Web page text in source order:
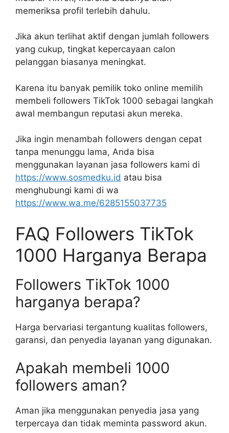
memeriksa profil terlebih dahulu.
Jika akun terlihat aktif dengan jumlah followers
yang cukup, tingkat kepercayaan calon
pelanggan biasanya meningkat.
Karena itu banyak pemilik toko online memilih
membeli followers TikTok 1000 sebagai langkah
awal membangun reputasi akun mereka.
Jika ingin menambah followers dengan cepat
tanpa menunggu lama, Anda bisa
menggunakan layanan jasa followers kami di
https://www.sosmedku.id atau bisa
menghubungi kami di wa
https://www.wa.me/6285155037735
FAQ Followers TikTok
1000 Harganya Berapa
Followers TikTok 1000
harganya berapa?
Harga bervariasi tergantung kualitas followers,
garansi, dan penyedia layanan yang digunakan.
Apakah membeli 1000
followers aman?
Aman jika menggunakan penyedia jasa yang
terpercaya dan tidak meminta password akun.